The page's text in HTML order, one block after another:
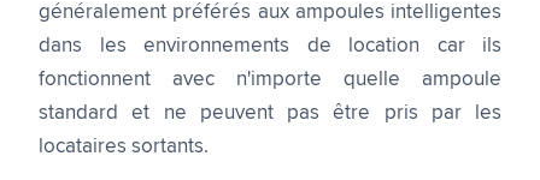
généralement préférés aux ampoules intelligentes
dans les environnements de location car ils
fonctionnent avec n'importe quelle ampoule
standard et ne peuvent pas être pris par les
locataires sortants.